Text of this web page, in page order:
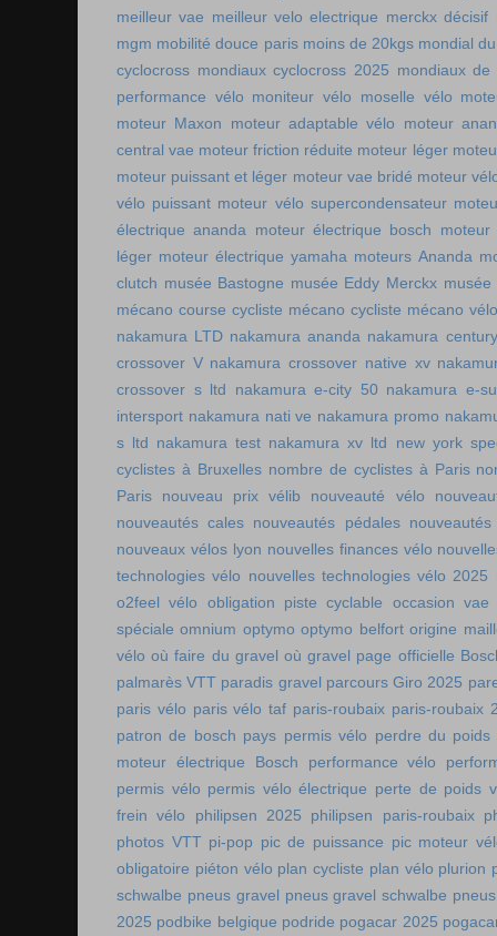
meilleur vae meilleur velo electrique merckx décisif
mgm mobilité douce paris moins de 20kgs mondial
cyclocross mondiaux cyclocross 2025 mondiaux de
performance vélo moniteur vélo moselle vélo
moteur Maxon
moteur adaptable vélo
moteur
central vae moteur friction réduite moteur léger
moteur puissant et léger moteur vae bridé moteur
vélo puissant moteur vélo supercondensateur
électrique ananda
moteur électrique bosch
moteur
léger moteur électrique yamaha moteurs Ananda
clutch musée Bastogne musée Eddy Merckx
mécano course cycliste mécano cycliste mécano vélo
nakamura LTD nakamura ananda nakamura
crossover V nakamura crossover native xv
crossover s ltd
nakamura e-city 50 nakamura e-
intersport nakamura nati ve nakamura promo
s ltd nakamura test nakamura xv ltd
new york
cyclistes à Bruxelles nombre de cyclistes à Paris
Paris
nouveau prix vélib nouveauté vélo
nouveautés cales nouveautés pédales
nouveaux vélos lyon nouvelles finances vélo
technologies vélo nouvelles technologies vélo 2025
o2feel vélo
obligation piste cyclable
occasion vae
spéciale omnium optymo optymo belfort origine
vélo où faire du gravel où gravel page officielle
palmarès VTT paradis gravel parcours Giro 2025
paris vélo paris vélo taf paris-roubaix paris-roubaix
patron de bosch pays permis vélo perdre du poids
moteur électrique Bosch
performance vélo
permis vélo permis vélo électrique perte de poids
frein vélo
philipsen 2025 philipsen paris-roubaix
photos VTT pi-pop pic de puissance pic moteur
obligatoire piéton vélo plan cycliste plan vélo plurion
schwalbe pneus gravel pneus gravel schwalbe
2025 podbike belgique podride pogacar 2025